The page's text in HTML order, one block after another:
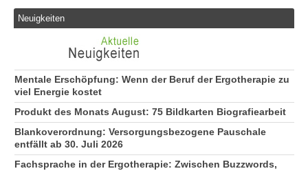
Neuigkeiten
Mentale Erschöpfung: Wenn der Beruf der Ergotherapie zu
viel Energie kostet
Produkt des Monats August: 75 Bildkarten Biografiearbeit
Blankoverordnung: Versorgungsbezogene Pauschale
entfällt ab 30. Juli 2026
Fachsprache in der Ergotherapie: Zwischen Buzzwords,